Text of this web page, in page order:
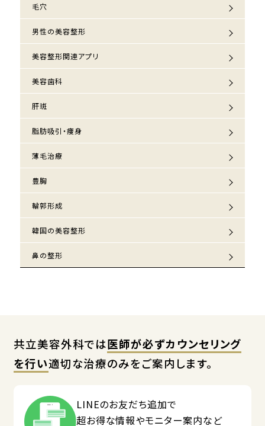
毛穴
男性の美容整形
美容整形関連アプリ
美容歯科
肝斑
脂肪吸引・痩身
薄毛治療
豊胸
輪郭形成
韓国の美容整形
鼻の整形
共立美容外科では医師が必ずカウンセリング
を行い適切な治療のみをご案内します。
LINEのお友だち追加で
超お得な情報やモニター案内など